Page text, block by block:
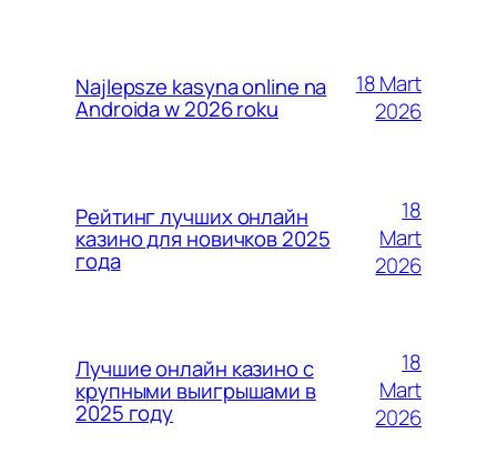
Najlepsze kasyna online na
Androida w 2026 roku
18 Mart
2026
Рейтинг лучших онлайн
казино для новичков 2025
года
18
Mart
2026
Лучшие онлайн казино с
крупными выигрышами в
2025 году
18
Mart
2026